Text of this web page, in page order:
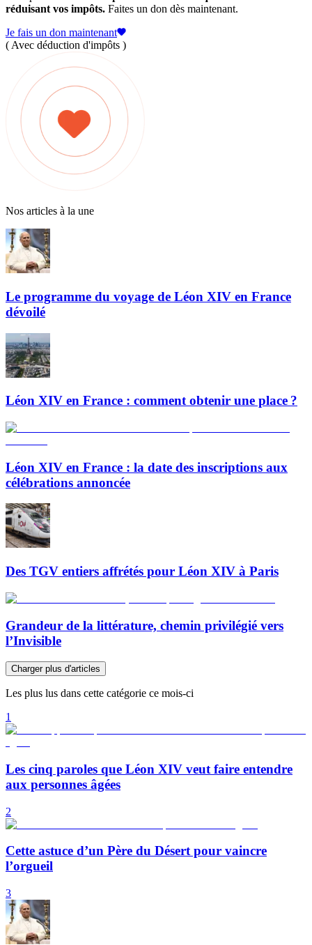
réduisant vos impôts. Faites un don dès maintenant.
Je fais un don maintenant
( Avec déduction d'impôts )
Nos articles à la une
Le programme du voyage de Léon XIV en France
dévoilé
Léon XIV en France : comment obtenir une place ?
Léon XIV en France : la date des inscriptions aux
célébrations annoncée
Des TGV entiers affrétés pour Léon XIV à Paris
Grandeur de la littérature, chemin privilégié vers
l’Invisible
Charger plus d'articles
Les plus lus dans cette catégorie ce mois-ci
1
Les cinq paroles que Léon XIV veut faire entendre
aux personnes âgées
2
Cette astuce d’un Père du Désert pour vaincre
l’orgueil
3